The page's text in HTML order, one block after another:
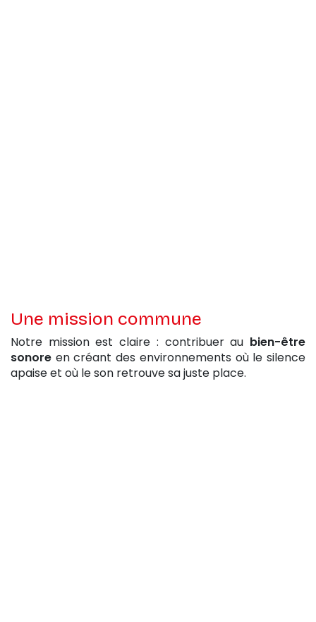
Une mission commune
Notre mission est claire : contribuer au bien-être
sonore en créant des environnements où le silence
apaise et où le son retrouve sa juste place.